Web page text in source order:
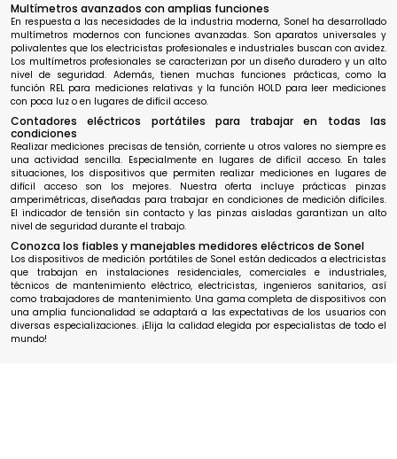
Multímetros avanzados con amplias funciones
En respuesta a las necesidades de la industria moderna, Sonel ha desarrollado
multímetros modernos con funciones avanzadas. Son aparatos universales y
polivalentes que los electricistas profesionales e industriales buscan con avidez.
Los multímetros profesionales se caracterizan por un diseño duradero y un alto
nivel de seguridad. Además, tienen muchas funciones prácticas, como la
función REL para mediciones relativas y la función HOLD para leer mediciones
con poca luz o en lugares de difícil acceso.
Contadores eléctricos portátiles para trabajar en todas las
condiciones
Realizar mediciones precisas de tensión, corriente u otros valores no siempre es
una actividad sencilla. Especialmente en lugares de difícil acceso. En tales
situaciones, los dispositivos que permiten realizar mediciones en lugares de
difícil acceso son los mejores. Nuestra oferta incluye prácticas pinzas
amperimétricas, diseñadas para trabajar en condiciones de medición difíciles.
El indicador de tensión sin contacto y las pinzas aisladas garantizan un alto
nivel de seguridad durante el trabajo.
Conozca los fiables y manejables medidores eléctricos de Sonel
Los dispositivos de medición portátiles de Sonel están dedicados a electricistas
que trabajan en instalaciones residenciales, comerciales e industriales,
técnicos de mantenimiento eléctrico, electricistas, ingenieros sanitarios, así
como trabajadores de mantenimiento. Una gama completa de dispositivos con
una amplia funcionalidad se adaptará a las expectativas de los usuarios con
diversas especializaciones. ¡Elija la calidad elegida por especialistas de todo el
mundo!